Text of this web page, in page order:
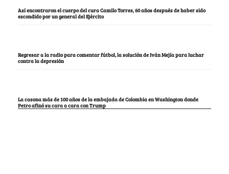
Así encontraron el cuerpo del cura Camilo Torres, 60 años después de haber sido
escondido por un general del Ejército
Regresar a la radio para comentar fútbol, la solución de Iván Mejía para luchar
contra la depresión
La casona más de 100 años de la embajada de Colombia en Washington donde
Petro afinó su cara a cara con Trump